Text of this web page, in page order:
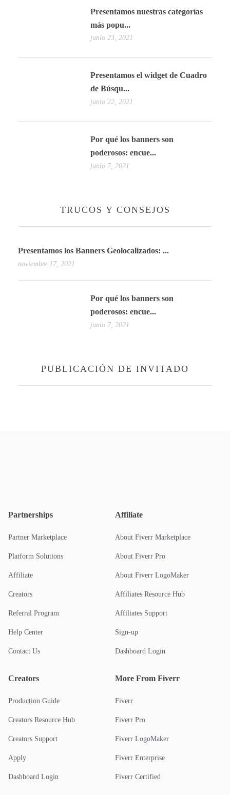
Presentamos nuestras categorías
más popu...
junio 23, 2021
Presentamos el widget de Cuadro
de Búsqu...
junio 22, 2021
Por qué los banners son
poderosos: encue...
junio 7, 2021
TRUCOS Y CONSEJOS
Presentamos los Banners Geolocalizados: ...
noviembre 17, 2021
Por qué los banners son
poderosos: encue...
junio 7, 2021
PUBLICACIÓN DE INVITADO
Partnerships
Partner Marketplace
Platform Solutions
Affiliate
Creators
Referral Program
Help Center
Contact Us
Affiliate
About Fiverr Marketplace
About Fiverr Pro
About Fiverr LogoMaker
Affiliates Resource Hub
Affiliates Support
Sign-up
Dashboard Login
Creators
Production Guide
Creators Resource Hub
Creators Support
Apply
Dashboard Login
More From Fiverr
Fiverr
Fiverr Pro
Fiverr LogoMaker
Fiverr Enterprise
Fiverr Certified